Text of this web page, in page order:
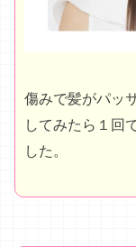
傷みで髪がパッ
してみたら１回
した。